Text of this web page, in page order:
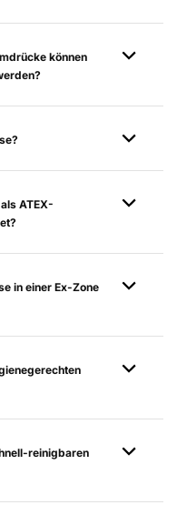
können
ATEX-
in einer Ex-Zone
reinigbaren